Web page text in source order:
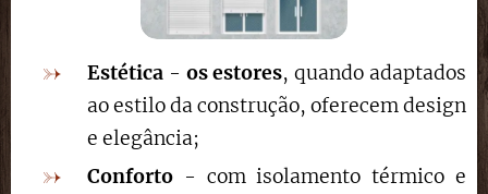
Estética - os estores, quando adaptados
ao estilo da construção, oferecem design
e elegância;
Conforto - com isolamento térmico e